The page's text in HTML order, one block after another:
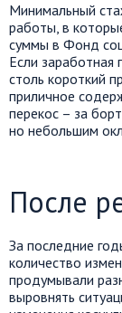
Минимальный
работы, в
суммы в Фонд
Если заработная
столь короткий
приличное
перекос – за
но небольшим
После
За последние
количество
продумывали
выровнять